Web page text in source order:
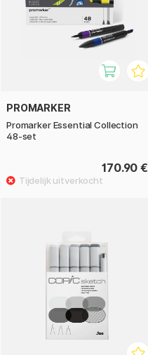
PROMARKER
Promarker Essential Collection
48-set
170.90 €